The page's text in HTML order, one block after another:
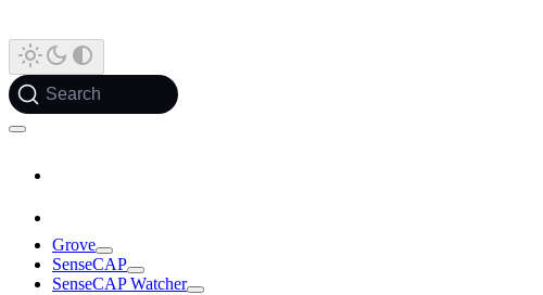
Search
Grove
SenseCAP
SenseCAP Watcher